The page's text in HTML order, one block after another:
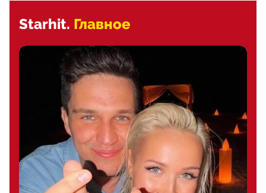
Starhit. Главное